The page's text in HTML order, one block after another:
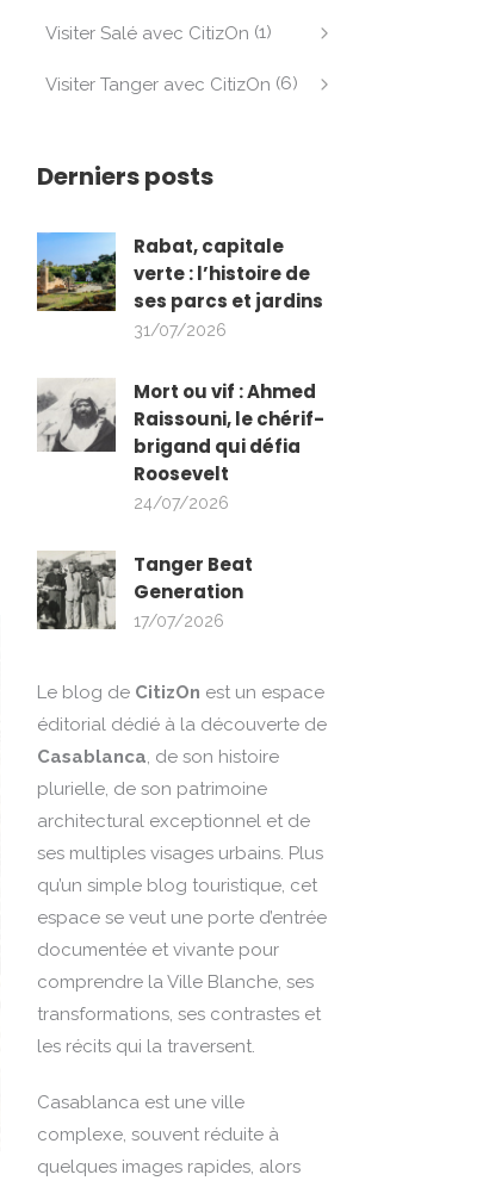
Visiter Salé avec CitizOn (1)
Visiter Tanger avec CitizOn (6)
Derniers posts
Rabat, capitale
verte : l’histoire de
ses parcs et jardins
31/07/2026
Mort ou vif : Ahmed
Raissouni, le chérif-
brigand qui défia
Roosevelt
24/07/2026
Tanger Beat
Generation
17/07/2026
Le blog de CitizOn est un espace
éditorial dédié à la découverte de
Casablanca, de son histoire
plurielle, de son patrimoine
architectural exceptionnel et de
ses multiples visages urbains. Plus
qu’un simple blog touristique, cet
espace se veut une porte d’entrée
documentée et vivante pour
comprendre la Ville Blanche, ses
transformations, ses contrastes et
les récits qui la traversent.
Casablanca est une ville
complexe, souvent réduite à
quelques images rapides, alors